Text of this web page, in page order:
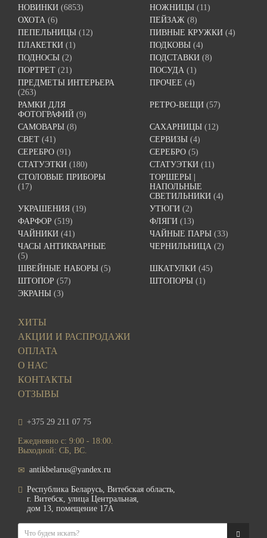
НОВИНКИ (6853) НОЖНИЦЫ (11)
ОХОТА (6) ПЕЙЗАЖ (8)
ПЕПЕЛЬНИЦЫ (12) ПИВНЫЕ КРУЖКИ (4)
ПЛАКЕТКИ (1) ПОДКОВЫ (4)
ПОДНОСЫ (2) ПОДСТАВКИ (8)
ПОРТРЕТ (21) ПОСУДА (1)
ПРЕДМЕТЫ ИНТЕРЬЕРА
(263)
ПРОЧЕЕ (4)
РАМКИ ДЛЯ
ФОТОГРАФИЙ (9)
РЕТРО-ВЕЩИ (57)
САМОВАРЫ (8) САХАРНИЦЫ (12)
СВЕТ (41) СЕРВИЗЫ (4)
СЕРЕБРО (91) СЕРЕБРО (5)
СТАТУЭТКИ (180) СТАТУЭТКИ (11)
СТОЛОВЫЕ ПРИБОРЫ
(17)
ТОРШЕРЫ |
НАПОЛЬНЫЕ
СВЕТИЛЬНИКИ (4)
УКРАШЕНИЯ (19) УТЮГИ (2)
ФАРФОР (519) ФЛЯГИ (13)
ЧАЙНИКИ (41) ЧАЙНЫЕ ПАРЫ (33)
ЧАСЫ АНТИКВАРНЫЕ
(5)
ЧЕРНИЛЬНИЦА (2)
ШВЕЙНЫЕ НАБОРЫ (5) ШКАТУЛКИ (45)
ШТОПОР (57) ШТОПОРЫ (1)
ЭКРАНЫ (3)
ХИТЫ
АКЦИИ И РАСПРОДАЖИ
ОПЛАТА
О НАС
КОНТАКТЫ
ОТЗЫВЫ
+375 29 211 07 75
Ежедневно с: 9:00 - 18:00.
Выходной: СБ, ВС.
antikbelarus@yandex.ru
Республика Беларусь, Витебская область,
г. Витебск, улица Центральная,
дом 13, помещение 17А